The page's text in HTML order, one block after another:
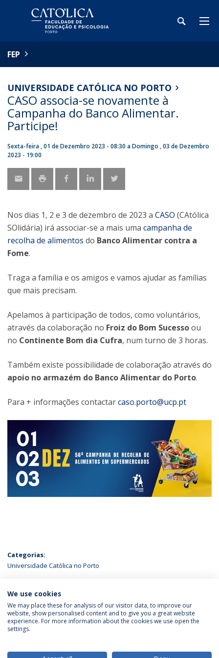
FEP
UNIVERSIDADE CATÓLICA NO PORTO
CASO associa-se novamente à
Campanha do Banco Alimentar.
Participe!
Sexta-feira , 01 de Dezembro 2023 - 08:30 aDomingo , 03 de Dezembro
2023 - 19:00
Nos dias 1, 2 e 3 de dezembro de 2023 a CASO (CAtólica
SOlidária) irá associar-se a mais uma campanha de
recolha de alimentos do Banco Alimentar contra a
Fome.
Traga a família e os amigos e vamos ajudar as famílias
que mais precisam.
Apelamos à participação de todos, como voluntários,
através da colaboração no Froiz do Bom Sucessoou
no Continente Bom dia Cufra, num turno de 3 horas.
Também existe possibilidade de colaboração através do
apoio no armazém do Banco Alimentar do Porto.
Para + informações contactarcaso.porto@ucp.pt
Categorias:
Universidade Católica no Porto
ÚLTIMAS NOTÍCIAS
Política de Privacidade
Termos & Condições
We use cookies
We may place these for analysis of our visitor data, to improve our
website, show personalised content and to give you a great website
experience. For more information about the cookies we use open the
settings.